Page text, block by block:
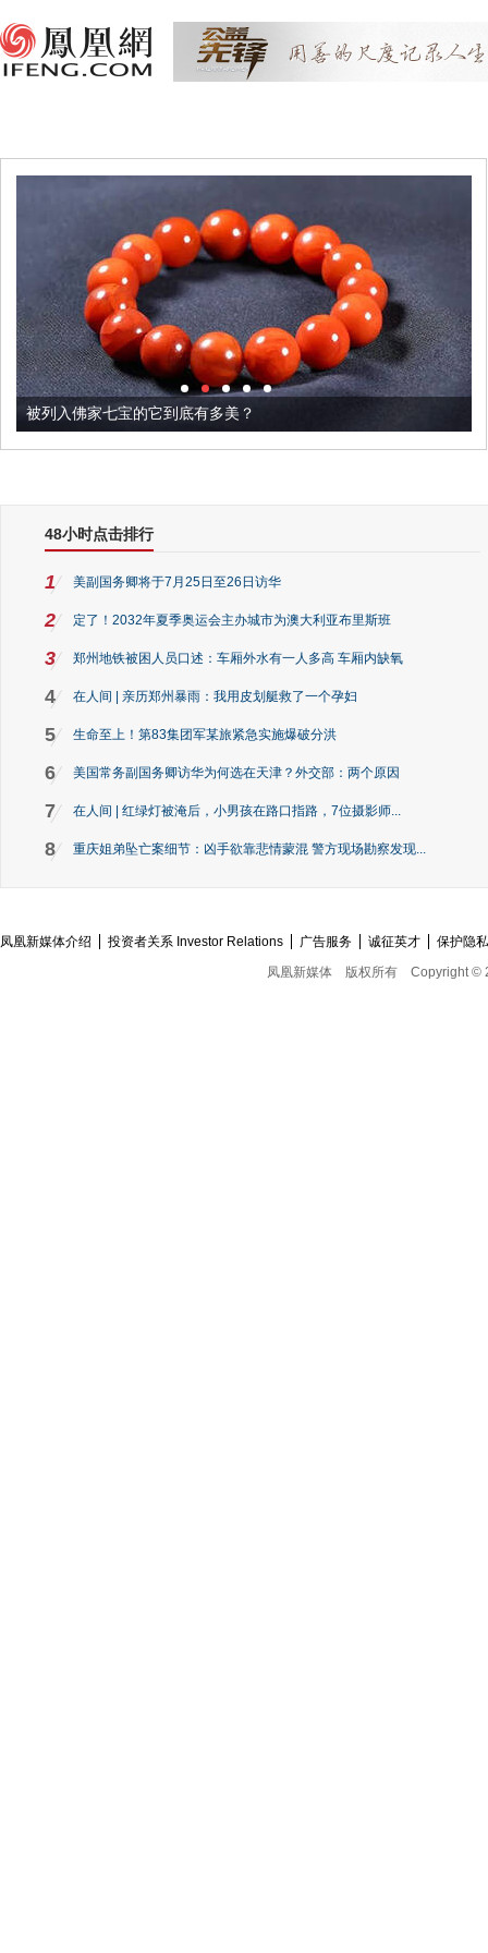
被列入佛家七宝的它到底有多美？
48小时点击排行
1 美副国务卿将于7月25日至26日访华
2 定了！2032年夏季奥运会主办城市为澳大利亚布里斯班
3 郑州地铁被困人员口述：车厢外水有一人多高 车厢内缺氧
4 在人间 | 亲历郑州暴雨：我用皮划艇救了一个孕妇
5 生命至上！第83集团军某旅紧急实施爆破分洪
6 美国常务副国务卿访华为何选在天津？外交部：两个原因
7 在人间 | 红绿灯被淹后，小男孩在路口指路，7位摄影师...
8 重庆姐弟坠亡案细节：凶手欲靠悲情蒙混 警方现场勘察发现...
凤凰新媒体介绍 投资者关系 Investor Relations 广告服务 诚征英才
保护隐
凤凰新媒体
版权所有 Copyright ©